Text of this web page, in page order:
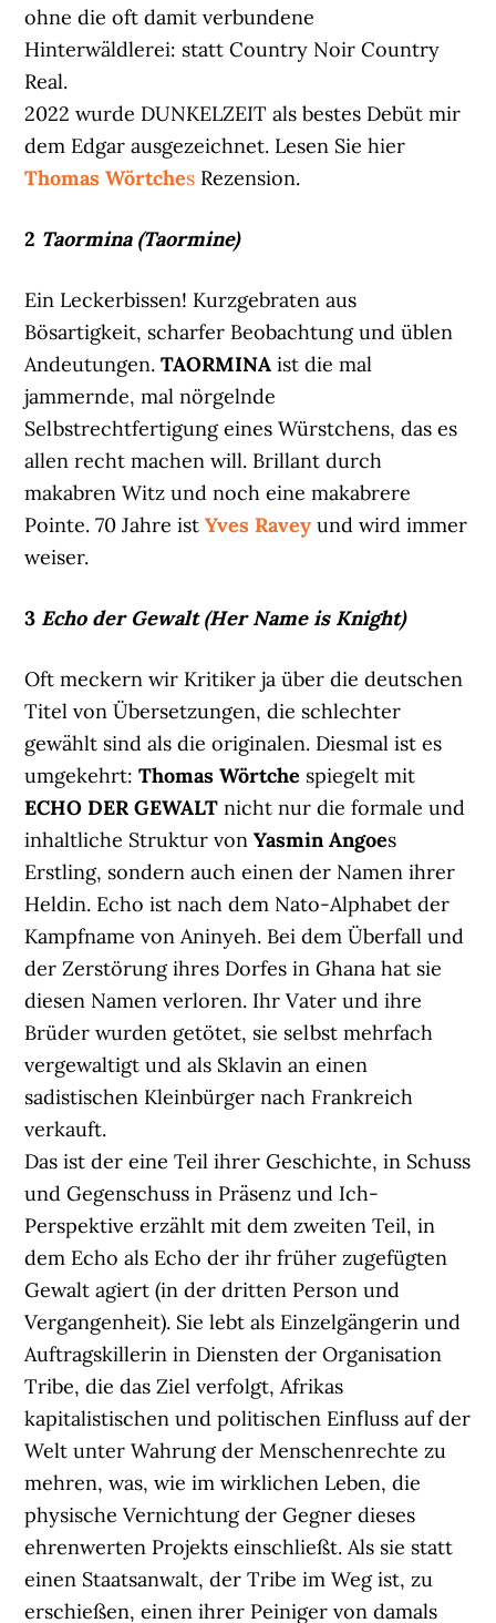
ohne die oft damit verbundene
Hinterwäldlerei: statt Country Noir Country
Real.
2022 wurde DUNKELZEIT als bestes Debüt mir
dem Edgar ausgezeichnet. Lesen Sie hier
Thomas Wörtches Rezension.
2 Taormina (Taormine)
Ein Leckerbissen! Kurzgebraten aus
Bösartigkeit, scharfer Beobachtung und üblen
Andeutungen.TAORMINA ist die mal
jammernde, mal nörgelnde
Selbstrechtfertigung eines Würstchens, das es
allen recht machen will. Brillant durch
makabren Witz und noch eine makabrere
Pointe. 70 Jahre istYves Ravey und wird immer
weiser.
3 Echo der Gewalt (Her Name is Knight)
Oft meckern wir Kritiker ja über die deutschen
Titel von Übersetzungen, die schlechter
gewählt sind als die originalen. Diesmal ist es
umgekehrt:Thomas Wörtche spiegelt mit
ECHO DER GEWALT nicht nur die formale und
inhaltliche Struktur vonYasmin Angoes
Erstling, sondern auch einen der Namen ihrer
Heldin. Echo ist nach dem Nato-Alphabet der
Kampfname von Aninyeh. Bei dem Überfall und
der Zerstörung ihres Dorfes in Ghana hat sie
diesen Namen verloren. Ihr Vater und ihre
Brüder wurden getötet, sie selbst mehrfach
vergewaltigt und als Sklavin an einen
sadistischen Kleinbürger nach Frankreich
verkauft.
Das ist der eine Teil ihrer Geschichte, in Schuss
und Gegenschuss in Präsenz und Ich-
Perspektive erzählt mit dem zweiten Teil, in
dem Echo als Echo der ihr früher zugefügten
Gewalt agiert (in der dritten Person und
Vergangenheit). Sie lebt als Einzelgängerin und
Auftragskillerin in Diensten der Organisation
Tribe, die das Ziel verfolgt, Afrikas
kapitalistischen und politischen Einfluss auf der
Welt unter Wahrung der Menschenrechte zu
mehren, was, wie im wirklichen Leben, die
physische Vernichtung der Gegner dieses
ehrenwerten Projekts einschließt. Als sie statt
einen Staatsanwalt, der Tribe im Weg ist, zu
erschießen, einen ihrer Peiniger von damals